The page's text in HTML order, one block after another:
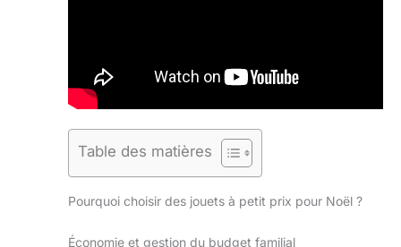
Table des matières
Pourquoi choisir des jouets à petit prix pour Noël ?
Économie et gestion du budget familial